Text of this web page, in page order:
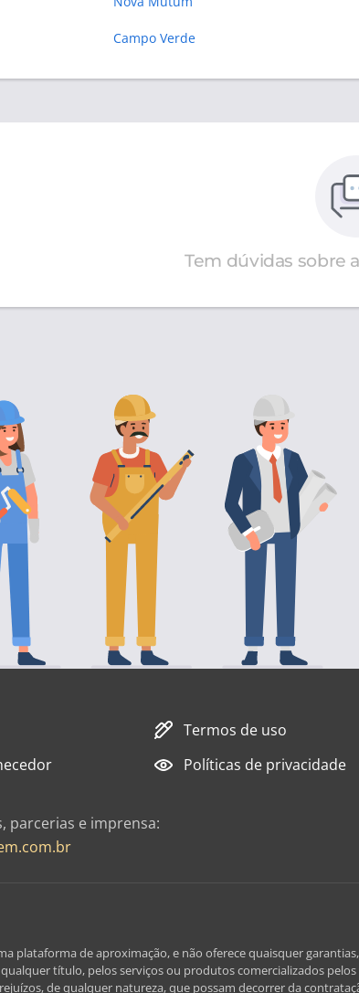
Campo Verde
Tem dúvidas sobre
Termos de uso
Políticas de privacidade
parcerias e imprensa:
plataforma de aproximação, e não oferece quaisquer
título, pelos serviços ou produtos comercializados
de qualquer natureza, que possam decorrer da